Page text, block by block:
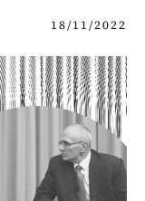
18/11/2022